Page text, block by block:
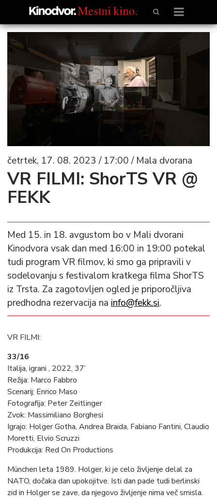
četrtek, 17. 08. 2023 / 17:00 / Mala dvorana
VR FILMI: ShorTS VR @
FEKK
Med 15. in 18. avgustom bo v Mali dvorani
Kinodvora vsak dan med 16:00 in 19:00 potekal
tudi program VR filmov, ki smo ga pripravili v
sodelovanju s festivalom kratkega filma ShorTS
iz Trsta. Za zagotovljen ogled je priporočljiva
predhodna rezervacija na info@fekk.si.
VR FILMI:
33/16
Italija, igrani , 2022, 37’
Režija: Marco Fabbro
Scenarij: Enrico Maso
Fotografija: Peter Zeitlinger
Zvok: Massimiliano Borghesi
Igrajo: Holger Gotha, Andrea Braida, Fabiano Fantini, Claudio
Moretti, Elvio Scruzzi
Produkcija: Red On Productions
München leta 1989. Holger, ki je celo življenje delal za
NATO, dočaka dan upokojitve. Isti dan pade tudi berlinski
zid in Holger se zave, da njegovo življenje nima več smisla.